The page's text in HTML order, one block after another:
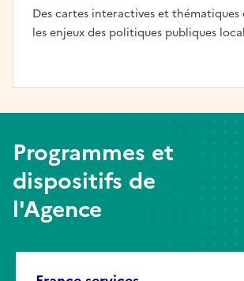
Des cartes interactives et
les enjeux des politiques publiques
Programmes et
dispositifs de
l'Agence